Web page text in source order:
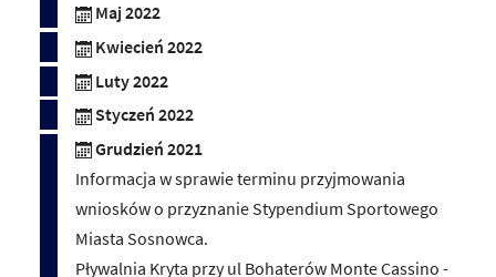
Maj 2022
Kwiecień 2022
Luty 2022
Styczeń 2022
Grudzień 2021
Informacja w sprawie terminu przyjmowania
wniosków o przyznanie Stypendium Sportowego
Miasta Sosnowca.
Pływalnia Kryta przy ul Bohaterów Monte Cassino -